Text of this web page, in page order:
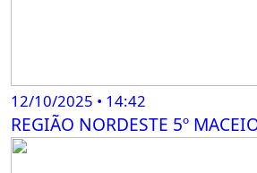
12/10/2025 • 14:42
REGIÃO NORDESTE 5º